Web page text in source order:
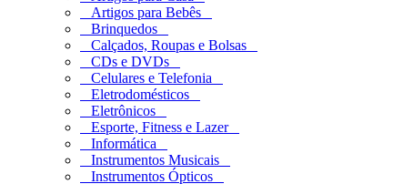
Artigos para Bebês
Brinquedos
Calçados, Roupas e Bolsas
CDs e DVDs
Celulares e Telefonia
Eletrodomésticos
Eletrônicos
Esporte, Fitness e Lazer
Informática
Instrumentos Musicais
Instrumentos Ópticos